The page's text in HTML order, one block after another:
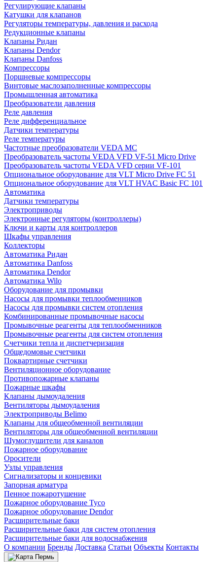
Регулирующие клапаны
Катушки для клапанов
Регуляторы температуры, давления и расхода
Редукционные клапаны
Клапаны Ридан
Клапаны Dendor
Клапаны Danfoss
Компрессоры
Поршневые компрессоры
Винтовые маслозаполненные компрессоры
Промышленная автоматика
Преобразователи давления
Реле давления
Реле дифференциальное
Датчики температуры
Реле температуры
Частотные преобразователи VEDA MC
Преобразователь частоты VEDA VFD VF-51 Micro Drive
Преобразователь частоты VEDA VFD серии VF-101
Опциональное оборудование для VLT Micro Drive FC 51
Опциональное оборудование для VLT HVAC Basic FC 101
Автоматика
Датчики температуры
Электроприводы
Электронные регуляторы (контроллеры)
Ключи и карты для контроллеров
Шкафы управления
Коллекторы
Автоматика Ридан
Автоматика Danfoss
Автоматика Dendor
Автоматика Wilo
Оборудование для промывки
Насосы для промывки теплообменников
Насосы для промывки систем отопления
Комбинированные промывочные насосы
Промывочные реагенты для теплообменников
Промывочные реагенты для систем отопления
Счетчики тепла и диспетчеризация
Общедомовые счетчики
Поквартирные счетчики
Вентиляционное оборудование
Противопожарные клапаны
Пожарные шкафы
Клапаны дымоудаления
Вентиляторы дымоудаления
Электроприводы Belimo
Клапаны для общеобменной вентиляции
Вентиляторы для общеобменной вентиляции
Шумоглушители для каналов
Пожарное оборудование
Оросители
Узлы управления
Сигнализаторы и концевики
Запорная арматура
Пенное пожаротушение
Пожарное оборудование Tyco
Пожарное оборудование Dendor
Расширительные баки
Расширительные баки для систем отопления
Расширительные баки для водоснабжения
О компании Бренды Доставка Статьи Объекты Контакты
Пермь